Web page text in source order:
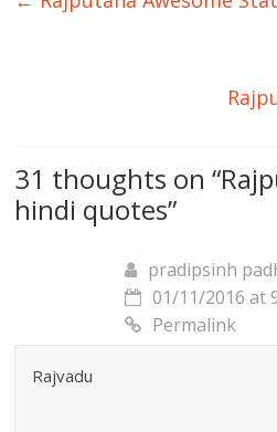
31 thoughts on “
hindi quotes”
pradipsinh
01/11/2016 at
Permalink
Rajvadu